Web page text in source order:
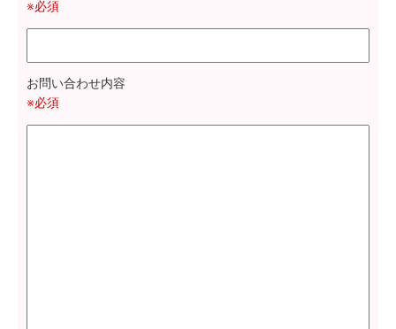
※必須
お問い合わせ内容
※必須